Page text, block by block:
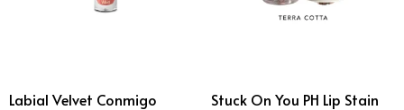
Labial Velvet Conmigo Stuck On You PH Lip Stain